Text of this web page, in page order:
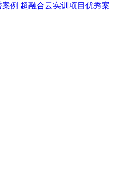
超融合云实训项目优秀案